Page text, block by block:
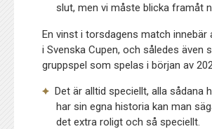
slut, men vi måste blicka framåt
En vinst i torsdagens match innebär
i Svenska Cupen, och således även
gruppspel som spelas i början av
Det är alltid speciellt, alla sådana
har sin egna historia kan man
det extra roligt och så speciellt.